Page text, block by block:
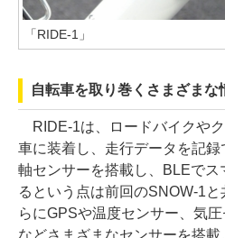
「RIDE-1」
自転車を取り巻くさまざまな
RIDE-1は、ロードバイクや
車に装着し、走行データを記
軸センサーを搭載し、BLEでス
るという点は前回のSNOW-1
らにGPSや温度センサー、気
などさまざまなセンサーを搭